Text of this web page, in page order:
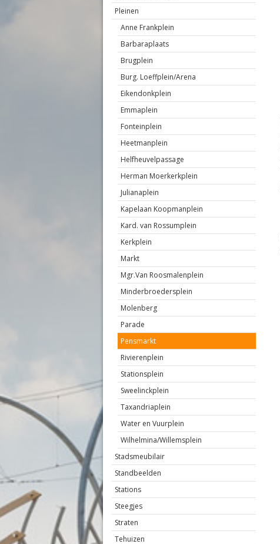
Pleinen
Anne Frankplein
Barbaraplaats
Brugplein
Burg. Loeffplein/Arena
Eikendonkplein
Emmaplein
Fonteinplein
Heetmanplein
Helfheuvelpassage
Herman Moerkerkplein
Julianaplein
Kapelaan Koopmanplein
Kard. van Rossumplein
Kerkplein
Markt
Mgr.Van Roosmalenplein
Minderbroedersplein
Molenberg
Parade
Pensmarkt
Rivierenplein
Stationsplein
Sweelinckplein
Taxandriaplein
Water en Vuurplein
Wilhelmina/Willemsplein
Stadsmeubilair
Standbeelden
Stations
Steegjes
Straten
Tehuizen